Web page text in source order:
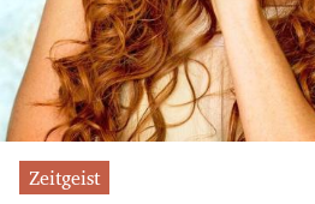
Zeitgeist